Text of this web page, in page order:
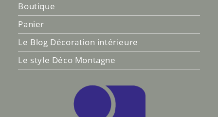
Boutique
Panier
Le Blog Décoration intérieure
Le style Déco Montagne